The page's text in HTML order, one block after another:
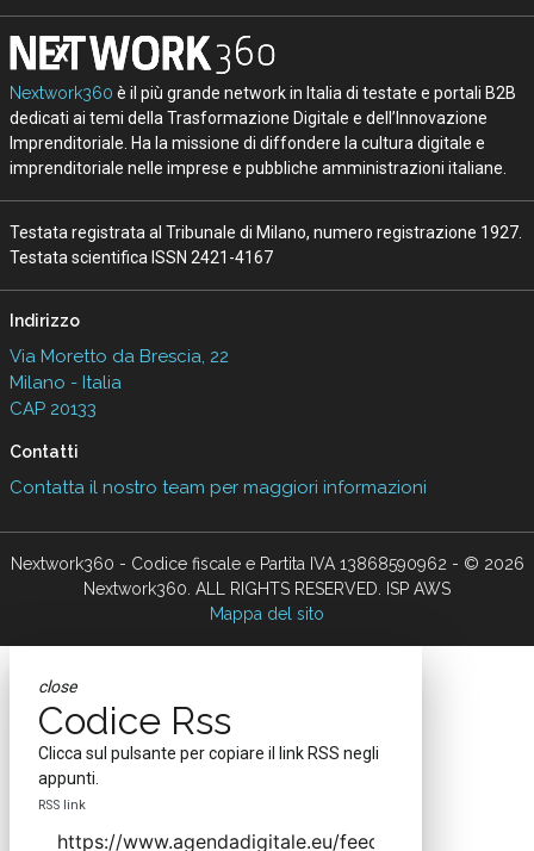
Nextwork360 è il più grande network in Italia di testate e portali B2B
dedicati ai temi della Trasformazione Digitale e dell’Innovazione
Imprenditoriale. Ha la missione di diffondere la cultura digitale e
imprenditoriale nelle imprese e pubbliche amministrazioni italiane.
Testata registrata al Tribunale di Milano, numero registrazione 1927.
Testata scientifica ISSN 2421-4167
Indirizzo
Via Moretto da Brescia, 22
Milano - Italia
CAP 20133
Contatti
Contatta il nostro team per maggiori informazioni
Nextwork360 - Codice fiscale e Partita IVA 13868590962 - © 2026
Nextwork360. ALL RIGHTS RESERVED. ISP AWS
Mappa del sito
close
Codice Rss
Clicca sul pulsante per copiare il link RSS negli
appunti.
RSS link